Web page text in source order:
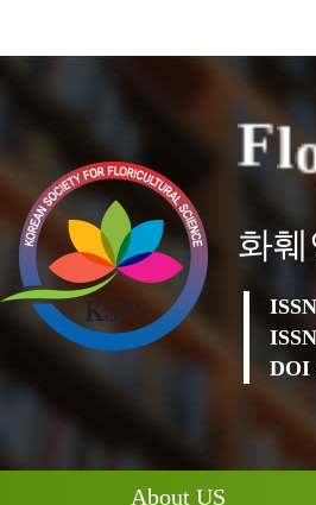
Fl
화
ISSN
ISSN
DOI
About US